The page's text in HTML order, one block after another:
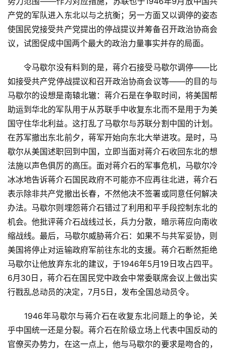
产党的军队进入东北以与之抗衡；另一方面又以调停的姿态
使国民党接受共产党提出的停战提议并筹备召开政治协商会
议，试图促成中国两个最大的政治力量事实并存的局面。
令马歇尔没有料到的是，蒋介石接受马歇尔调停——比
如接受共产党停战提议和召开政治协商会议等——的目的与
马歇尔的设想是南辕北辙：蒋介石是在争取时间，将美国帮
助运到华北的军队用于从苏联手中收复东北而不是用于为美
国守住华北利益。这打乱了马歇尔与苏联分割中国的计划。
在苏军撤出东北前夕，蒋军开始向东北大举进攻。是时，马
歇尔从美国述职回到中国，立即当面对蒋介石收回东北的想
法施以声色俱厉的高压。面对蒋介石的军事危机，马歇尔冷
冰冰地告诉蒋介石国民政府不可能亦不应再往北进，蒋介石
表示除非共产党撤出长春，不然他决不签署或同意任何解决
办法。马歇尔则埋怨蒋介石错过了利用和平手段控制东北的
机会。他批评蒋介石战线过长，兵力分散，暗示蒋应向南收
缩战线。最后，马歇尔威胁蒋介石：如果不与共军妥协，则
美国将停止对运输政府军前往东北的支援。蒋介石断然拒绝
马歇尔让他放弃东北的建议，于1946年5月19日攻占四平。
6月30日，蒋介石在国民党中政会中常委联席会议上做出实
行戡乱总动员的决定，7月5日，发布全国总动员令。
1946年马歇尔与蒋介石在收复东北问题上的争论，关
乎中国统一还是分裂。蒋介石在阶级立场上代表中国反动的
官僚买办势力，在这一点上，他与马歇尔的要求是吻合的，